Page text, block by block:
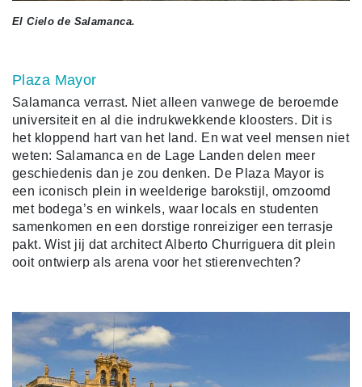
El Cielo de Salamanca.
Plaza Mayor
Salamanca verrast. Niet alleen vanwege de beroemde
universiteit en al die indrukwekkende kloosters. Dit is
het kloppend hart van het land. En wat veel mensen niet
weten: Salamanca en de Lage Landen delen meer
geschiedenis dan je zou denken. De Plaza Mayor is
een iconisch plein in weelderige barokstijl, omzoomd
met bodega’s en winkels, waar locals en studenten
samenkomen en een dorstige ronreiziger een terrasje
pakt. Wist jij dat architect Alberto Churriguera dit plein
ooit ontwierp als arena voor het stierenvechten?